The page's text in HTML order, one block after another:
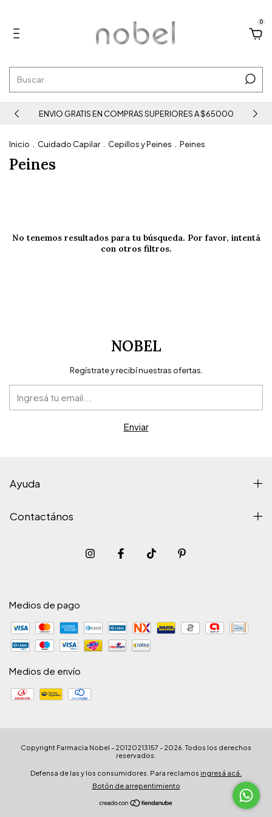
0
ENVIO GRATIS EN COMPRAS SUPERIORES A $65000
Inicio Cuidado Capilar Cepillos y Peines Peines
Peines
No tenemos resultados para tu búsqueda. Por favor, intentá
con otros filtros.
NOBEL
Regístrate y recibí nuestras ofertas.
Ayuda
Contactános
Medios de pago
Medios de envío
Copyright Farmacia Nobel - 20120213157 - 2026. Todos los derechos
reservados.
Defensa de las y los consumidores. Para reclamos ingresá acá.
Botón de arrepentimiento